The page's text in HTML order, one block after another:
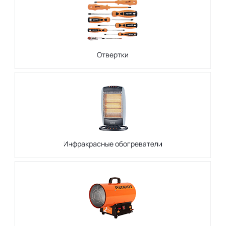
Отвертки
Инфракрасные обогреватели